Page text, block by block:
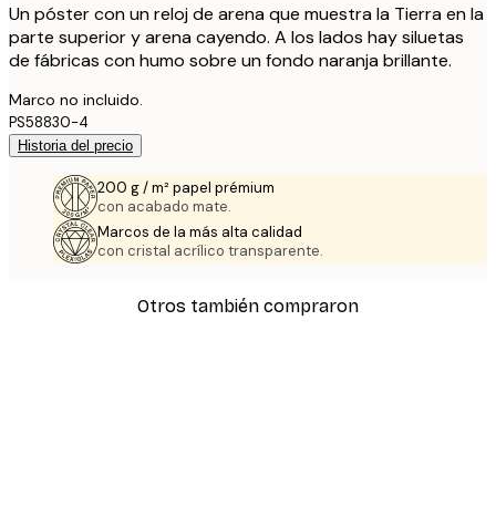
Un póster con un reloj de arena que muestra la Tierra en la
parte superior y arena cayendo. A los lados hay siluetas
de fábricas con humo sobre un fondo naranja brillante.
Marco no incluido.
PS58830-4
Historia del precio
200 g / m² papel prémium
con acabado mate.
Marcos de la más alta calidad
con cristal acrílico transparente.
Otros también compraron